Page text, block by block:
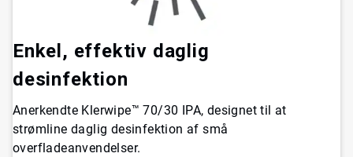
Enkel, effektiv daglig
desinfektion
Anerkendte Klerwipe™ 70/30 IPA, designet til at
strømline daglig desinfektion af små
overfladeanvendelser.